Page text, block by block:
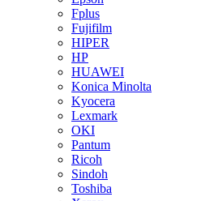
Fplus
Fujifilm
HIPER
HP
HUAWEI
Konica Minolta
Kyocera
Lexmark
OKI
Pantum
Ricoh
Sindoh
Toshiba